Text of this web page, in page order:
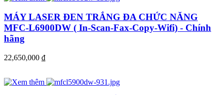
MÁY LASER ĐEN TRẮNG ĐA CHỨC NĂNG
MFC-L6900DW ( In-Scan-Fax-Copy-Wifi) - Chính
hãng
22,650,000 đ